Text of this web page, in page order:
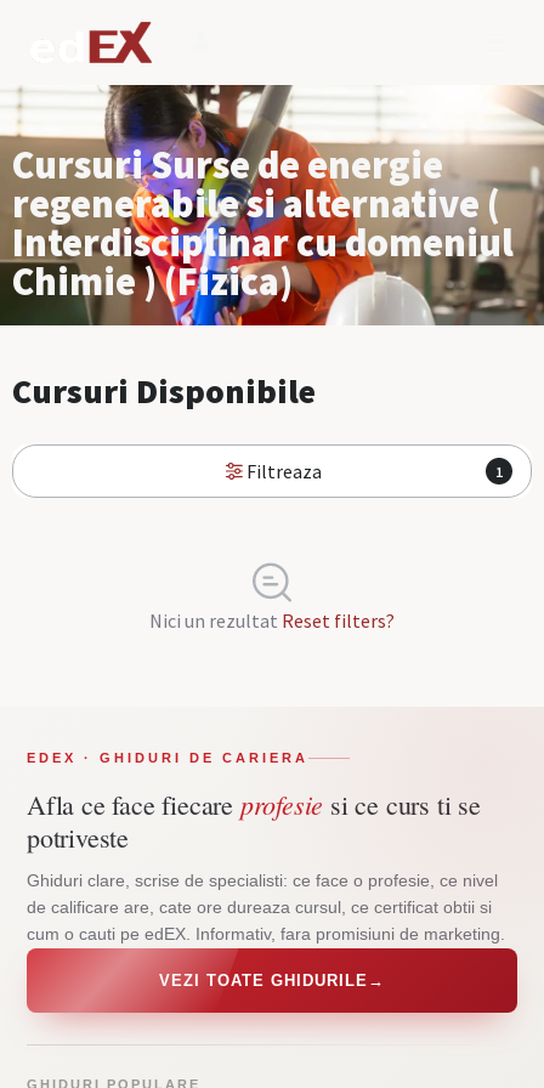
Cursuri Surse de energie
regenerabile si alternative (
Interdisciplinar cu domeniul
Chimie ) (Fizica)
Cursuri Disponibile
Filtreaza 1
Nici un rezultat Reset filters?
EDEX · GHIDURI DE CARIERA
Afla ce face fiecare profesie si ce curs ti se
potriveste
Ghiduri clare, scrise de specialisti: ce face o profesie, ce nivel
de calificare are, cate ore dureaza cursul, ce certificat obtii si
cum o cauti pe edEX. Informativ, fara promisiuni de marketing.
VEZI TOATE GHIDURILE →
GHIDURI POPULARE